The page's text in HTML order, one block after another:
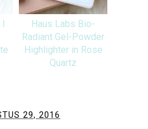
Haus Labs Bio-
Radiant Gel-Powder
Highlighter in Rose
Quartz
29, 2016